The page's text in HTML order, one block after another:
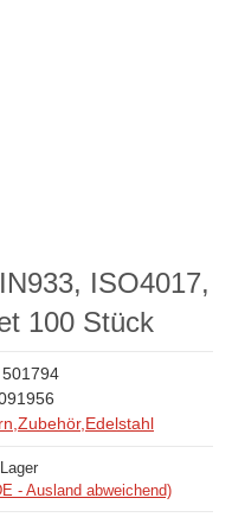
ISO4017,
100 Stück
501794
- Ausland abweichend)